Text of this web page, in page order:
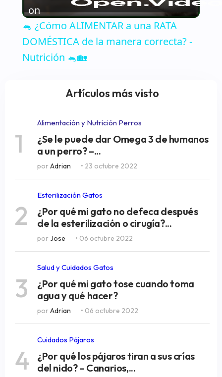
Video
on
🐁 ¿Cómo ALIMENTAR a una RATA
DOMÉSTICA de la manera correcta? -
Nutrición 🐁🏡
Artículos más visto
1
Alimentación y Nutrición Perros
¿Se le puede dar Omega 3 de humanos
a un perro? –...
por Adrian • 23 octubre 2022
2
Esterilización Gatos
¿Por qué mi gato no defeca después
de la esterilización o cirugía?...
por Jose • 06 octubre 2022
3
Salud y Cuidados Gatos
¿Por qué mi gato tose cuando toma
agua y qué hacer?
por Adrian • 06 octubre 2022
4
Cuidados Pájaros
¿Por qué los pájaros tiran a sus crías
del nido? – Canarios,...